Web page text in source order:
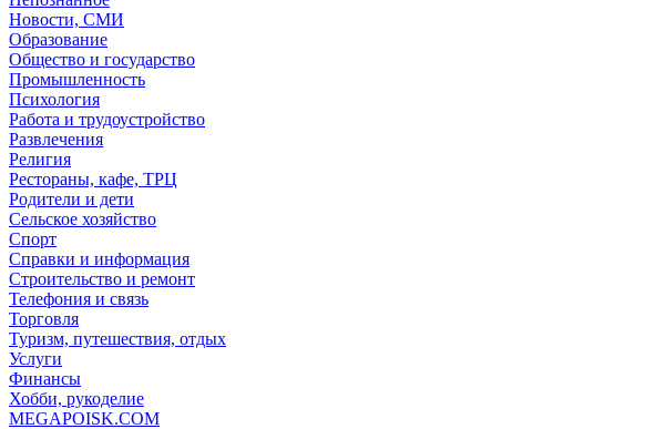
Новости, СМИ
Образование
Общество и государство
Промышленность
Психология
Работа и трудоустройство
Развлечения
Религия
Рестораны, кафе, ТРЦ
Родители и дети
Сельское хозяйство
Спорт
Справки и информация
Строительство и ремонт
Телефония и связь
Торговля
Туризм, путешествия, отдых
Услуги
Финансы
Хобби, рукоделие
MEGAPOISK.COM